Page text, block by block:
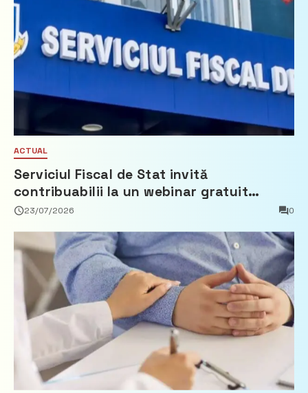
ACTUAL
Serviciul Fiscal de Stat invită
contribuabilii la un webinar gratuit
privind calculul impozitului pe bunurile
23/07/2026 0